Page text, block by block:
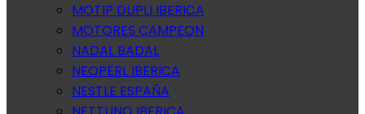
MOTIP DUPLI IBERICA
MOTORES CAMPEON
NADAL BADAL
NEOPERL IBERICA
NESTLE ESPAÑA